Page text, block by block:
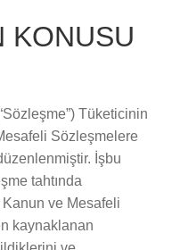
KONUSU
Tüketicinin
Sözleşmelere
İşbu
tahtında
Kanun ve Mesafeli
kaynaklanan